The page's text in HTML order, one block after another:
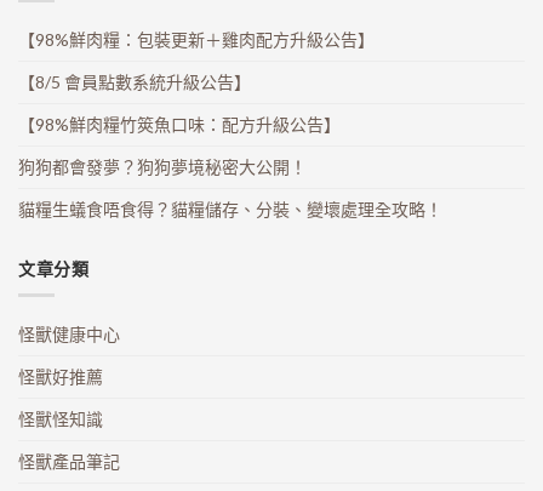
【98%鮮肉糧：包裝更新＋雞肉配方升級公告】
【8/5 會員點數系統升級公告】
【98%鮮肉糧竹筴魚口味：配方升級公告】
狗狗都會發夢？狗狗夢境秘密大公開！
貓糧生蟻食唔食得？貓糧儲存、分裝、變壞處理全攻略！
文章分類
怪獸健康中心
怪獸好推薦
怪獸怪知識
怪獸產品筆記